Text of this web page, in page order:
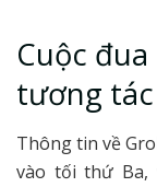
Cuộc
tương tác
Thông tin về
vào tối thứ Ba,